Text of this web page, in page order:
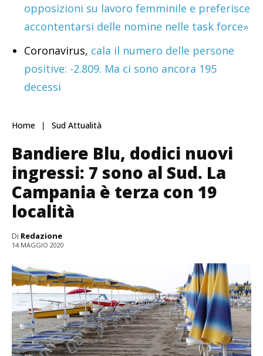
opposizioni su lavoro femminile e preferisce
accontentarsi delle nomine nelle task force»
Coronavirus, cala il numero delle persone
positive: -2.809. Ma ci sono ancora 195
decessi
Home Sud Attualità
Bandiere Blu, dodici nuovi
ingressi: 7 sono al Sud. La
Campania è terza con 19
località
Di Redazione
14 MAGGIO 2020